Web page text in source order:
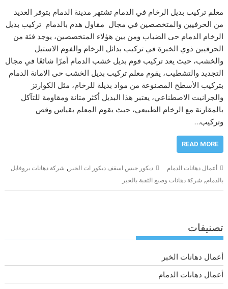
معلم تركيب بديل الرخام في الدمام تشتهر مدينة الدمام بتوفر العديد
من الحرفيين والمتخصصين في مجال مقاول هدم بالدمام تركيب بديل
الرخام الدمام حى الضباب ومن بين هؤلاء المتخصصين، يوجد فئة من
الحرفيين ذوي الخبرة في تركيب بدائل الرخام والفوم الاستيل
والخشب، حيث يعد تركيب فوم بديل خشب الدمام أمرًا شائعًا في مجال
التجديد والتشطيب، يقوم معلم تركيب بديل الخشب حى الامانة الدمام
بتركيب الأسطح المصنوعة من مواد بديلة للرخام، مثل الكوارتز
والجرانيت الاصطناعي، يعتبر هذا البديل أكثر متانة ومقاومة للتآكل
بالمقارنة مع الرخام الطبيعي، حيث يقوم المعلم بقياس وقص
وتركيب…
READ MORE
أعمال دهانات الدمام ديكور جبس اسقف ديكور ات الخبر , شركة دهانات بروفايل
بالدمام, شركة دهانات وصبغ الثقبة بالخبر
تصنيفات
أعمال دهانات الخبر
أعمال دهانات الدمام